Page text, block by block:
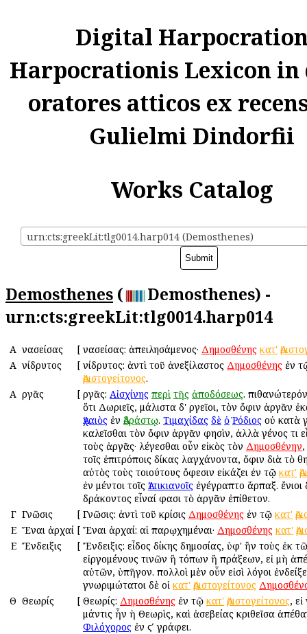
Digital
Harpocrationis Lexicon in
oratores atticos ex
Gulielmi Dindorfii
Works Catalog
urn:cts:greekLit:tlg0014.harp014 (Demosthenes)
Demosthenes (
Demosthenes) -
urn:cts:greekLit:tlg0014.harp014
Α Ἀνασείσας [ Ἀνασείσας: ἀπειλησάμενος· Δημοσθένης κατ'
Α Ἀνίδρυτος [ Ἀνίδρυτος: ἀντὶ τοῦ ἀνεξίλαστος Δημοσθένης ἐν
Ἀριστογείτονος.
Α Ἀργᾶς [ Ἀργᾶς: Αἰσχίνης περὶ τῆς ἀποδόσεως.
ὅτι Δωριεῖς, μάλιστα δ' Ἀργεῖοι, τὸν ὄφιν ἀργᾶν
Ἀχαιὸς ἐν Ἀδράστῳ. Τιμαχίδας δὲ ὁ Ῥόδιος οὐ κατὰ
καλεῖσθαι τὸν ὄφιν ἀργᾶν φησὶν, ἀλλὰ γένος τι
τοὺς ἀργᾶς· λέγεσθαι οὖν εἰκὸς τὸν Δημοσθένην
τοῖς ἐπιτρόποις δίκας λαγχάνοντα, ὄφιν διὰ τὸ
αὐτὸς τοὺς τοιούτους ὄφεσιν εἰκάζει ἐν τῷ κατ'
ἐν μέντοι τοῖς Ἀττικιανοῖς ἐγέγραπτο ἅρπαξ. ἔνιοι
δράκοντος εἶναί φασι τὸ ἀργᾶν ἐπίθετον.
Γ Γνῶσις [ Γνῶσις: ἀντὶ τοῦ κρίσις Δημοσθένης ἐν τῷ κατ'
Ε Ἕναι ἀρχαί [ Ἕναι ἀρχαί: αἱ παρῳχημέναι· Δημοσθένης κατ'
Ε Ἔνδειξις [ Ἔνδειξις: εἶδος δίκης δημοσίας, ὑφ' ἣν τοὺς ἐκ
εἰργομένους τινῶν ἢ τόπων ἢ πράξεων, εἰ μὴ
αὐτῶν, ὑπῆγον. πολλοὶ μὲν οὖν εἰσὶ λόγοι
γνωριμώτατοι δὲ οἱ κατ' Ἀριστογείτονος
Θ Θεωρίς [ Θεωρίς: Δημοσθένης ἐν τῷ κατ' Ἀριστογείτονος,
μάντις ἦν ἡ Θεωρὶς, καὶ ἀσεβείας κριθεῖσα
Φιλόχορος ἐν ϛʹ γράφει.